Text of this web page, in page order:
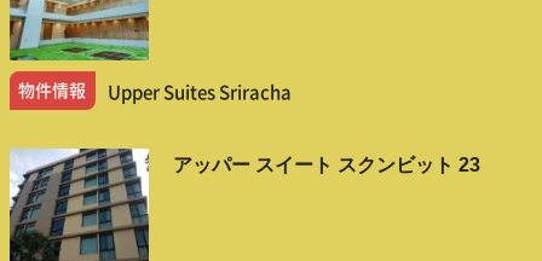
物件情報 Upper Suites Sriracha
アッパー スイート スクンビット 23